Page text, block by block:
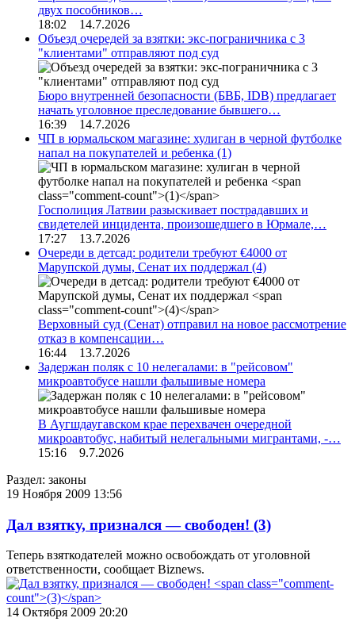
двух пособников…
18:02 14.7.2026
Объезд очередей за взятки: экс-пограничника с 3
"клиентами" отправляют под суд
Бюро внутренней безопасности (БВБ, IDB) предлагает
начать уголовное преследование бывшего…
16:39 14.7.2026
ЧП в юрмальском магазине: хулиган в черной футболке
напал на покупателей и ребенка (1)
Госполиция Латвии разыскивает пострадавших и
свидетелей инцидента, произошедшего в Юрмале,…
17:27 13.7.2026
Очереди в детсад: родители требуют €4000 от
Марупской думы, Сенат их поддержал (4)
Верховный суд (Сенат) отправил на новое рассмотрение
отказ в компенсации…
16:44 13.7.2026
Задержан поляк с 10 нелегалами: в "рейсовом"
микроавтобусе нашли фальшивые номера
В Аугшдаугавском крае перехвачен очередной
микроавтобус, набитый нелегальными мигрантами, -…
15:16 9.7.2026
Раздел: законы
19 Ноября 2009 13:56
Дал взятку, признался — свободен! (3)
Теперь взяткодателей можно освобождать от уголовной
ответственности, сообщает Biznews.
14 Октября 2009 20:20